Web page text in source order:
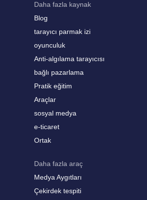
Daha fazla kaynak
Blog
tarayıcı parmak izi
oyunculuk
Anti-algılama tarayıcısı
bağlı pazarlama
Pratik eğitim
Araçlar
sosyal medya
e-ticaret
Ortak
Daha fazla araç
Medya Aygıtları
Çekirdek tespiti